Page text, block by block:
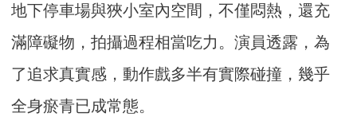
地下停車場與狹小室內空間，不僅悶熱，還充
滿障礙物，拍攝過程相當吃力。演員透露，為
了追求真實感，動作戲多半有實際碰撞，幾乎
全身瘀青已成常態。